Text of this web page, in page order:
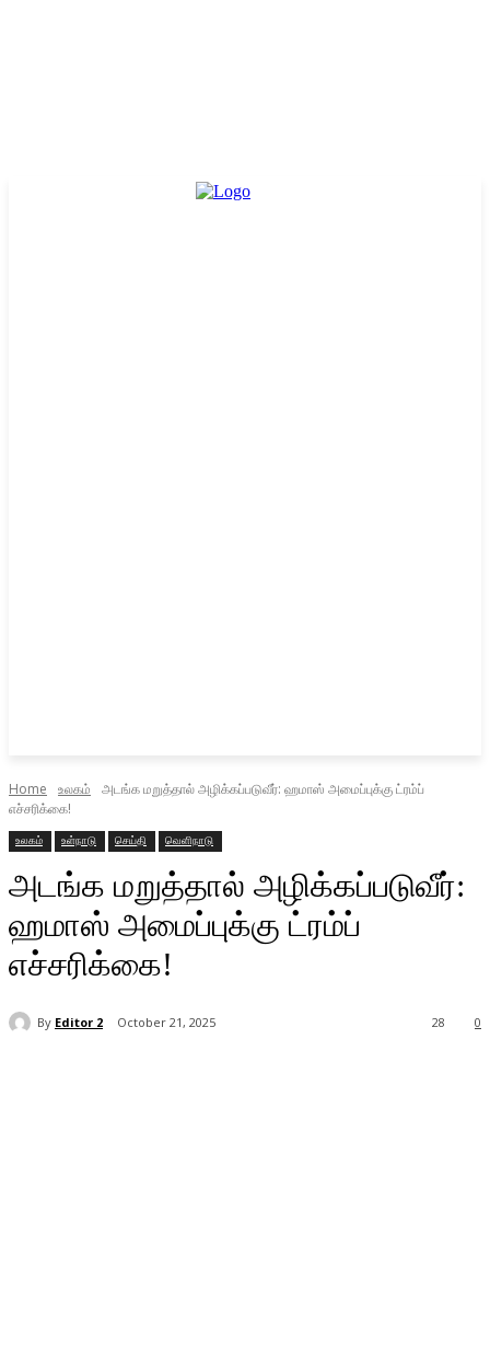
Home உலகம்
அடங்க மறுத்தால் அழிக்கப்படுவீர்: ஹமாஸ் அமைப்புக்கு ட்ரம்ப்
எச்சரிக்கை!
உலகம் உள்நாடு செய்தி வெளிநாடு
அடங்க மறுத்தால் அழிக்கப்படுவீர்:
ஹமாஸ் அமைப்புக்கு ட்ரம்ப்
எச்சரிக்கை!
By Editor 2 October 21, 2025 0
28